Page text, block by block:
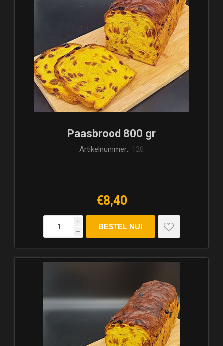
Paasbrood 800 gr
Artikelnummer:: 120
€8,40
i
h